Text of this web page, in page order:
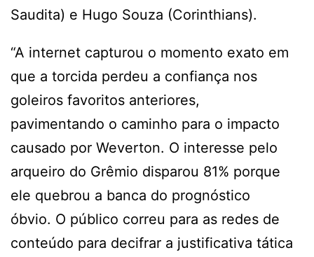
Saudita) e Hugo Souza (Corinthians).
“A internet capturou o momento exato em
que a torcida perdeu a confiança nos
goleiros favoritos anteriores,
pavimentando o caminho para o impacto
causado por Weverton. O interesse pelo
arqueiro do Grêmio disparou 81% porque
ele quebrou a banca do prognóstico
óbvio. O público correu para as redes de
conteúdo para decifrar a justificativa tática